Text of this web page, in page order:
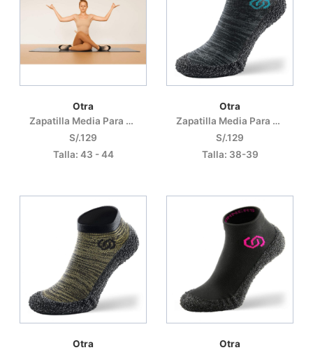
Otra
Zapatilla Media Para Entrenamiento Y Recuperación
S/.129
Talla: 43 - 44
Otra
Zapatilla Media Para Entrenamiento Y Recuperación
S/.129
Talla: 38-39
Otra
Otra